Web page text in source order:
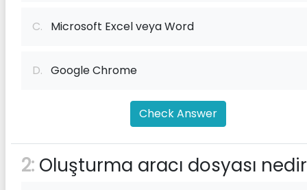
C. Microsoft Excel veya Word
D. Google Chrome
Check Answer
2: Oluşturma aracı dosyası